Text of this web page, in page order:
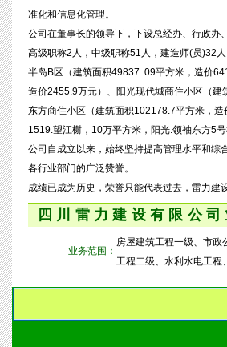
准化和信息化管理。
公司在董事长的领导下，下设总经办、行政
高级职称2人，中级职称51人，建造师(员)32
半岛B区（建筑面积49837. 09平方米，造价
造价2455.9万元）、阳光现代城商住小区（
东方商住小区（建筑面积102178.7平方米，
1519.望江榭，10万平方米，阳光.领袖东方5号
公司自成立以来，始终坚持提高管理水平和综
各行业部门的广泛赞誉。
成绩已成为历史，荣誉只能代表过去，雷力
四川雷力建设有限公司
业务范围：
房屋建筑工程一级、市政
工程二级、水利水电工程